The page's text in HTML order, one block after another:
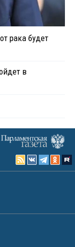
рака будет
в